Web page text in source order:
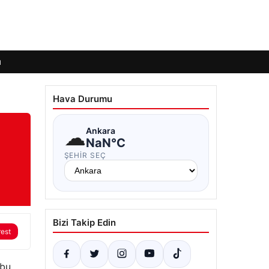
Hava Durumu
☁Ankara
NaN°C
ŞEHIR SEÇ
Bizi Takip Edin